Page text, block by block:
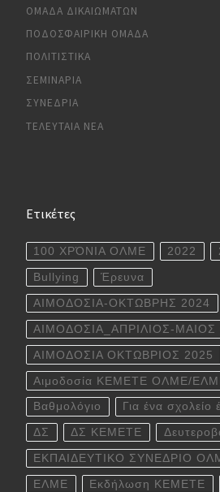
ΟΜΆΔΑ ΔΙΚΑΙΩΜΆΤΩΝ
ΠΟΔΟΣΦΑΙΡΙΚΉ ΟΜΆΔΑ
ΠΟΛΙΤΙΣΤΙΚΆ
ΣΕΜΙΝΆΡΙΑ
ΣΥΝΈΔΡΙΑ
ΤΕΛΕΥΤΑΊΑ ΝΈΑ
Ετικέτες
100 ΧΡΌΝΙΑ ΟΛΜΕ 2022
Bullying Έρευνα
ΑΙΜΟΔΟΣΙΑ-ΟΚΤΩΒΡΗΣ 2024
ΑΙΜΟΔΟΣΙΑ_ΑΠΡΙΛΙΟΣ-ΜΑΙΟΣ
ΑΙΜΟΔΟΣΙΑ ΟΚΤΩΒΡΙΟΣ 2025
Αιμοδοσία ΚΕΜΕΤΕ ΟΛΜΕ/
Βαθμολόγιο Για ένα σχολείο
ΔΣ ΔΣ ΚΕΜΕΤΕ
ΕΚΠΑΙΔΕΥΤΙΚΟ ΣΥΝΕΔΡΙΟ
ΕΛΜΕ Εκδήλωση ΚΕΜΕΤΕ